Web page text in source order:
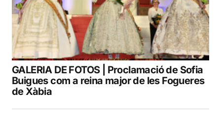
GALERIA DE FOTOS | Proclamació de Sofia
Buigues com a reina major de les Fogueres
de Xàbia